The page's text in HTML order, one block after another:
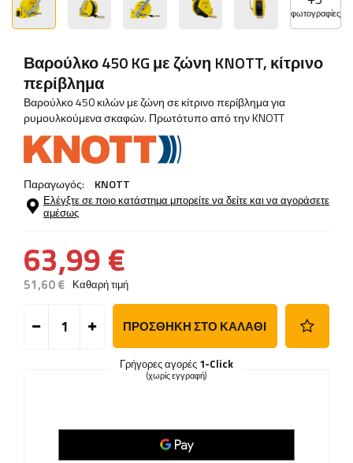
φωτογραφίες
Βαρούλκο 450 KG με ζώνη KNOTT, κίτρινο
περίβλημα
Βαρούλκο 450 κιλών με ζώνη σε κίτρινο περίβλημα για
ρυμουλκούμενα σκαφών. Πρωτότυπο από την KNOTT
Παραγωγός: KNOTT
Ελέγξτε σε ποιο κατάστημα μπορείτε να δείτε και να αγοράσετε
αμέσως
63,99 €
51,60 € Καθαρή τιμή
ΠΡΟΣΘΉΚΗ ΣΤΟ ΚΑΛΆΘΙ
Γρήγορες αγορές 1-Click
(χωρίς εγγραφή)